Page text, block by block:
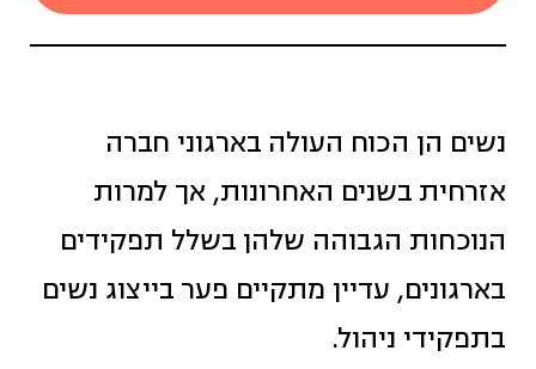
נשים הן הכוח העולה בארגוני חברה
אזרחית בשנים האחרונות, אך למרות
הנוכחות הגבוהה שלהן בשלל תפקידים
בארגונים, עדיין מתקיים פער בייצוג נשים
בתפקידי ניהול.